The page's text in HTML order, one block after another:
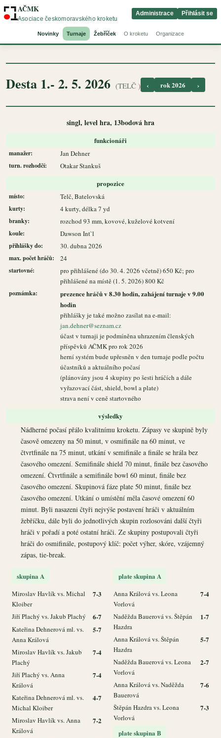
AČMK
Asociace českomoravského kroketu
Novinky Turnaje Žebříček O kroketu Organizace
Administrace Přihlásit se
Desta 1.- 2. 5. 2026 (TELČ ) ‹ rok 2026 ›
singl, level hra, 13bodová hra
funkcionáři
manažer: Jan Dehner
turn. rozhodčí: Otakar Stankuš
propozice
místo: Telč, Batelovská
kurty: 4 kurty, délka 7 yd
branky: rozchod 93 mm, kovové, kuželové kotvení
koule: Dawson Int`l
přihlášky do: 30. dubna 2026
max. počet hráčů: 24
startovné:
pro přihlášené (do 30. 4. 2026 včetně) 650 Kč; pro
přihlášené na místě (1. 5. 2026) 800 Kč
poznámka:
prezence hráčů v 8.30 hodin, zahájení turnaje v 9.00
hodin
přihlášky je také možno zasílat na e-mail:
jan.dehner@seznam.cz
účast v turnaji je podmíněna uhrazením členských
příspěvků AČMK pro rok 2026
herní systém bude upřesněn v den turnaje podle počtu
účastníků a aktuálního počasí
(plánovány jsou 4 skupiny po šesti hráčích a dále
vyřazovací část, shield, bowl a plate)
strava není v ceně startovného
výsledky
Nádherné počasí přálo kvalitnímu kroketu. Zápasy ve skupině byly
časově omezeny na 50 minut, v osmifinále na 60 minut, ve
čtvrtfinále na 75 minut, utkání v semifinále a finále se hrála bez
časového omezení. Semifinále shield 70 minut, finále bez časového
omezení. Čtvrtfinále a semifinále bowl 60 minut, finále bez
časového omezení. Skupinová fáze plate 50 minut, finále bez
časového omezení. Utkání o umístění měla časové omezení 60
minut. Byli nasazeni čtyři nejvýše postavení hráči v aktuálním
žebříčku, dále byli do jednotlivých skupin rozlosováni další čtyři
hráči v pořadí a poté ostatní hráči. Ze skupiny postupovali čtyři
hráči do osmifinále, postupový klíč: počet výher, skóre, vzájemný
zápas, tie-break.
skupina A
Miroslav Havlík vs. Michal
Kloiber
7-3
Jiří Plachý vs. Jakub Plachý 6-7
Kateřina Dehnerová ml. vs.
Anna Králová
5-7
Miroslav Havlík vs. Jakub
Plachý
7-4
Jiří Plachý vs. Anna
Králová
7-4
Kateřina Dehnerová ml. vs.
Michal Kloiber
4-7
Miroslav Havlík vs. Anna
Králová
7-2
plate skupina A
Anna Králová vs. Leona
Vorlová
7-4
Naděžda Bauerová vs. Štěpán
Hazdra
1-7
Anna Králová vs. Štěpán
Hazdra
5-7
Naděžda Bauerová vs. Leona
Vorlová
2-7
Anna Králová vs. Naděžda
Bauerová
7-6
Štěpán Hazdra vs. Leona
Vorlová
7-3
plate skupina B